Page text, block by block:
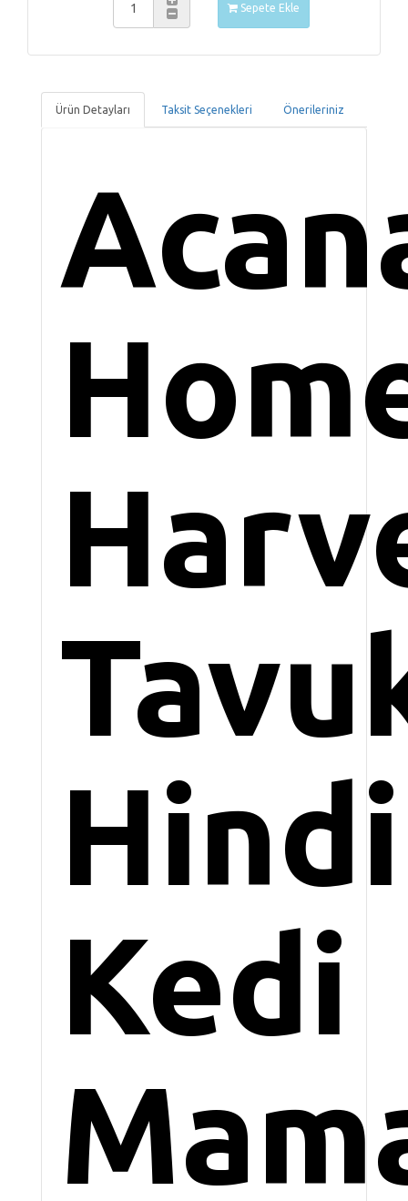
Sepete Ekle
Ürün Detayları Taksit Seçenekleri Önerileriniz
Kedi